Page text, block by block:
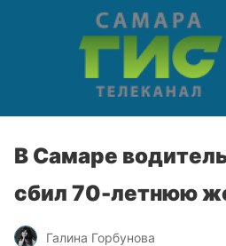
В Самаре
сбил 70-летнюю
Галина Горбунова